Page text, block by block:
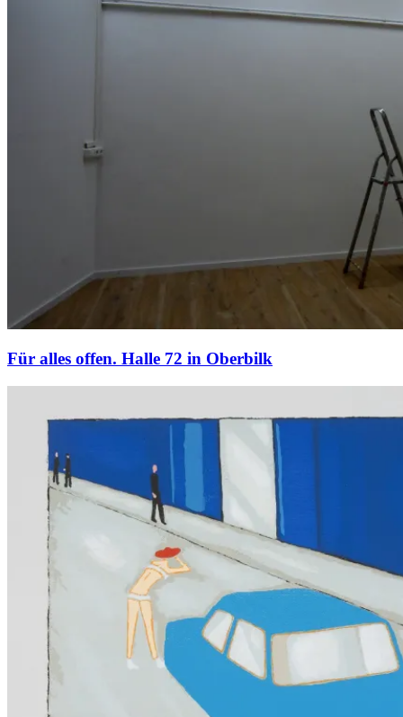
Für alles offen. Halle 72 in Oberbilk